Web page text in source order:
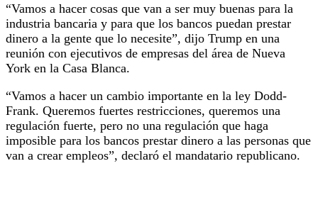
“Vamos a hacer cosas que van a ser muy buenas para la
industria bancaria y para que los bancos puedan prestar
dinero a la gente que lo necesite”, dijo Trump en una
reunión con ejecutivos de empresas del área de Nueva
York en la Casa Blanca.
“Vamos a hacer un cambio importante en la ley Dodd-
Frank. Queremos fuertes restricciones, queremos una
regulación fuerte, pero no una regulación que haga
imposible para los bancos prestar dinero a las personas que
van a crear empleos”, declaró el mandatario republicano.